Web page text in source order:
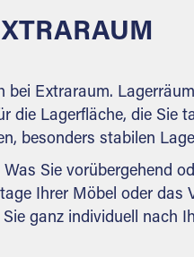
die Sie haben.
Extraraum.
die Lagerfläche, die
besonders stabilen
Sie vorübergehend
Ihrer Möbel oder das
ganz individuell nach